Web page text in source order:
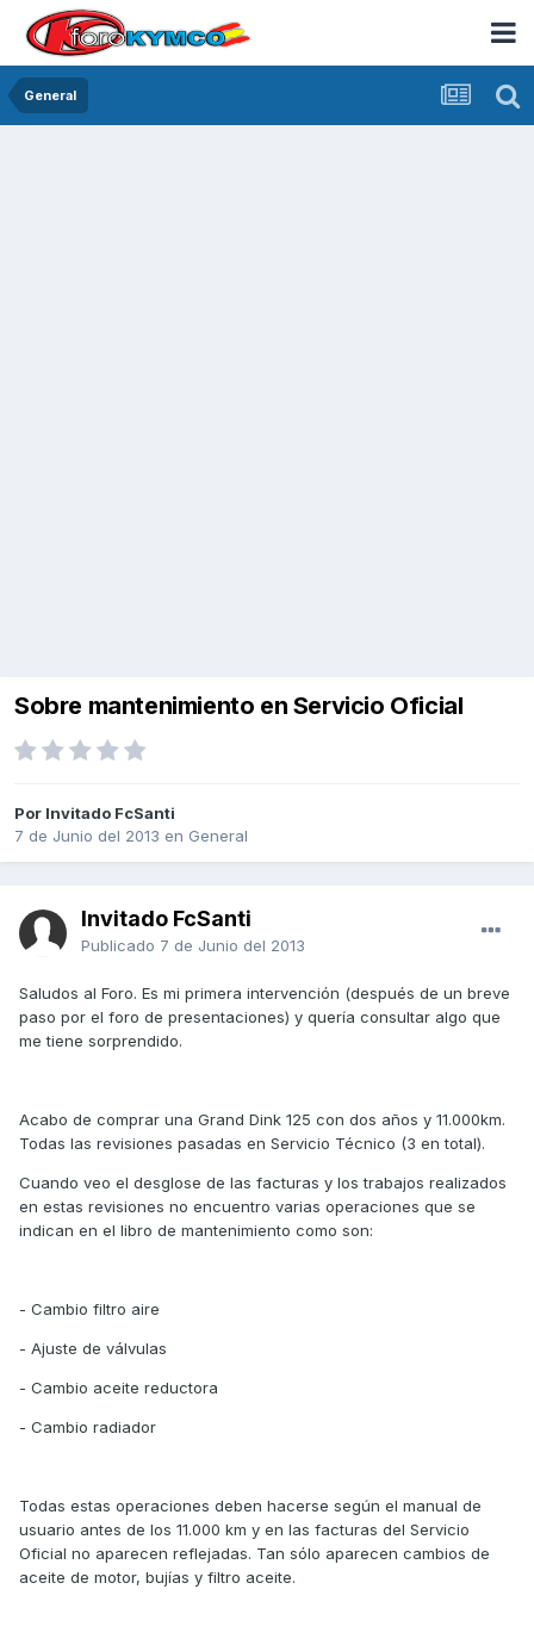
General
Sobre mantenimiento en Servicio Oficial
Por Invitado FcSanti
7 de Junio del 2013 en General
Invitado FcSanti
Publicado 7 de Junio del 2013
Saludos al Foro. Es mi primera intervención (después de un breve
paso por el foro de presentaciones) y quería consultar algo que
me tiene sorprendido.
Acabo de comprar una Grand Dink 125 con dos años y 11.000km.
Todas las revisiones pasadas en Servicio Técnico (3 en total).
Cuando veo el desglose de las facturas y los trabajos realizados
en estas revisiones no encuentro varias operaciones que se
indican en el libro de mantenimiento como son:
- Cambio filtro aire
- Ajuste de válvulas
- Cambio aceite reductora
- Cambio radiador
Todas estas operaciones deben hacerse según el manual de
usuario antes de los 11.000 km y en las facturas del Servicio
Oficial no aparecen reflejadas. Tan sólo aparecen cambios de
aceite de motor, bujías y filtro aceite.